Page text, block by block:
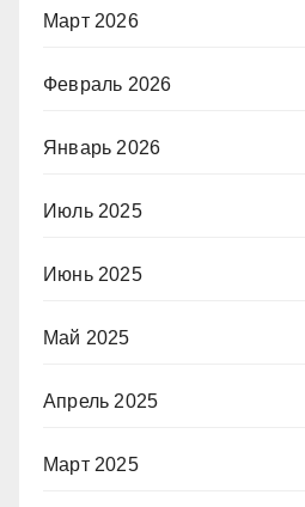
Март 2026
Февраль 2026
Январь 2026
Июль 2025
Июнь 2025
Май 2025
Апрель 2025
Март 2025